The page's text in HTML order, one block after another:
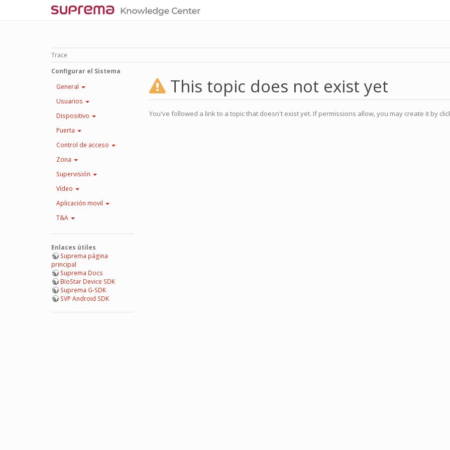
Trace
Configurar el Sistema
General
Usuarios
Dispositivo
Puerta
Control de acceso
Zona
Supervisión
Vídeo
Aplicación movil
T&A
Enlaces útiles
Suprema página
principal
Suprema Docs
BioStar Device SDK
Suprema G-SDK
SVP Android SDK
This topic does not exist yet
You've followed a link to a topic that doesn't exist yet. If permissions allow, you may create it by